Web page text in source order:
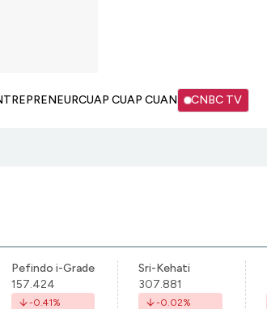
CUAP CUAP CUAN CNBC TV
Pefindo i-Grade
157.424
-0.41%
Sri-Kehati
307.881
-0.02%